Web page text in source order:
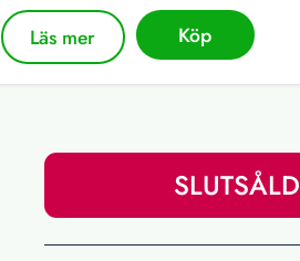
Läs mer Köp
SLUTSÅLD